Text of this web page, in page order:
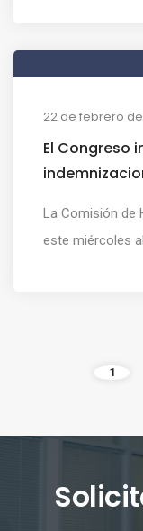
22 de febrero de
El Congreso
La Comisión de
este miércoles
1